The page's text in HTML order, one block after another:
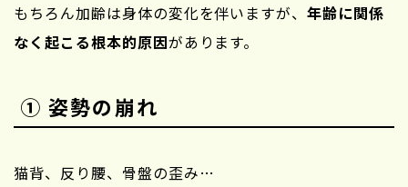
もちろん加齢は身体の変化を伴いますが、年齢に関係
なく起こる根本的原因があります。
① 姿勢の崩れ
猫背、反り腰、骨盤の歪み…